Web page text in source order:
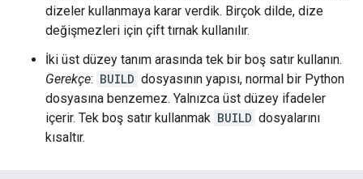
dizeler kullanmaya karar verdik. Birçok dilde, dize
değişmezleri için çift tırnak kullanılır.
İki üst düzey tanım arasında tek bir boş satır kullanın.
Gerekçe: BUILD dosyasının yapısı, normal bir Python
dosyasına benzemez. Yalnızca üst düzey ifadeler
içerir. Tek boş satır kullanmak BUILD dosyalarını
kısaltır.